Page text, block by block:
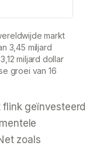
markt
3,45 miljard
miljard dollar
groei van 16
flink geïnvesteerd
zoals